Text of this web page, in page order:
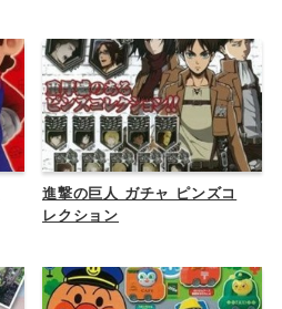
進撃の巨人 ガチャ ピンズコ
レクション